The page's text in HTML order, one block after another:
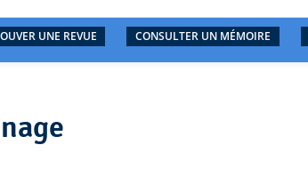
UNE REVUE CONSULTER UN MÉMOIRE